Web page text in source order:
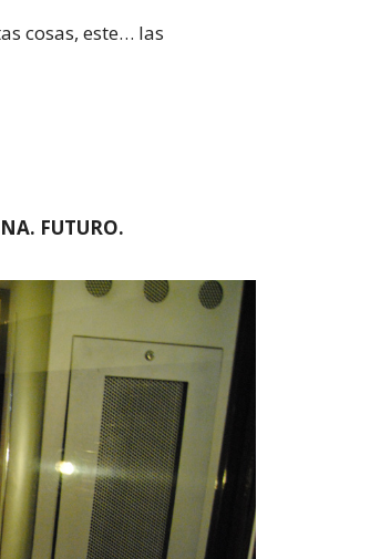
cosas, este… las
FUTURO.